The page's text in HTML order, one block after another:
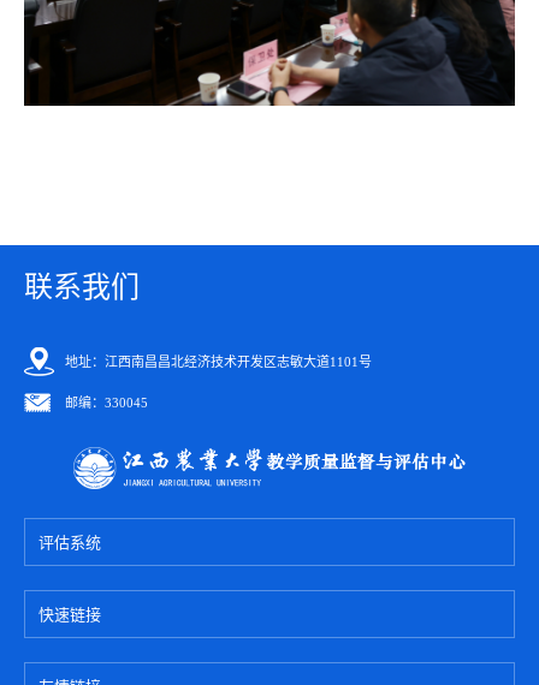
联系我们
地址：江西南昌昌北经济技术开发区志敏大道1101号
邮编：330045
评估系统
快速链接